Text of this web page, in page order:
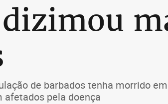
de barbados tenha morrido
pela doença